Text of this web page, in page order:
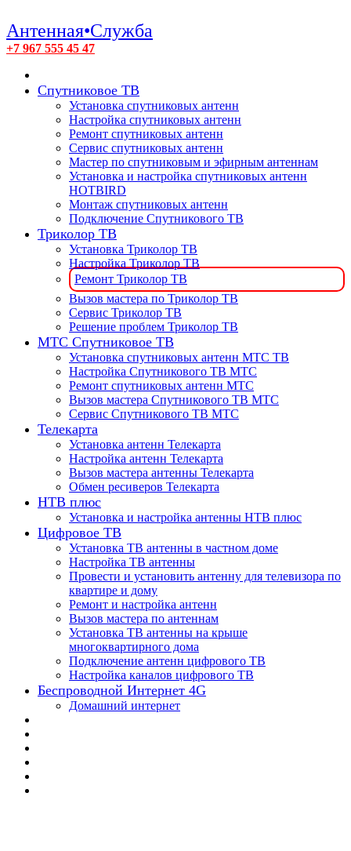
Антенная•Служба
+7 967 555 45 47
Спутниковое ТВ
Установка спутниковых антенн
Настройка спутниковых антенн
Ремонт спутниковых антенн
Сервис спутниковых антенн
Мастер по спутниковым и эфирным антеннам
Установка и настройка спутниковых антенн
HOTBIRD
Монтаж спутниковых антенн
Подключение Спутникового ТВ
Триколор ТВ
Установка Триколор ТВ
Настройка Триколор ТВ
Ремонт Триколор ТВ
Вызов мастера по Триколор ТВ
Сервис Триколор ТВ
Решение проблем Триколор ТВ
МТС Спутниковое ТВ
Установка спутниковых антенн МТС ТВ
Настройка Спутникового ТВ МТС
Ремонт спутниковых антенн МТС
Вызов мастера Спутникового ТВ МТС
Сервис Спутникового ТВ МТС
Телекарта
Установка антенн Телекарта
Настройка антенн Телекарта
Вызов мастера антенны Телекарта
Обмен ресиверов Телекарта
НТВ плюс
Установка и настройка антенны НТВ плюс
Цифровое ТВ
Установка ТВ антенны в частном доме
Настройка ТВ антенны
Провести и установить антенну для телевизора по
квартире и дому
Ремонт и настройка антенн
Вызов мастера по антеннам
Установка ТВ антенны на крыше
многоквартирного дома
Подключение антенн цифрового ТВ
Настройка каналов цифрового ТВ
Беспроводной Интернет 4G
Домашний интернет